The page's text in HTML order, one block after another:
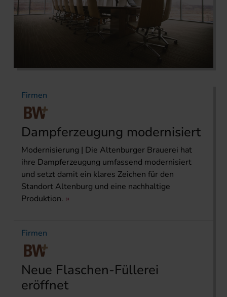
Firmen
Dampferzeugung modernisiert
Modernisierung | Die Altenburger Brauerei hat
ihre Dampferzeugung umfassend modernisiert
und setzt damit ein klares Zeichen für den
Standort Altenburg und eine nachhaltige
Produktion.
Firmen
Neue Flaschen-Füllerei
eröffnet